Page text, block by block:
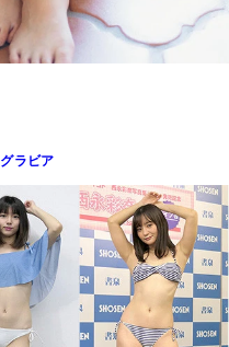
グラビア